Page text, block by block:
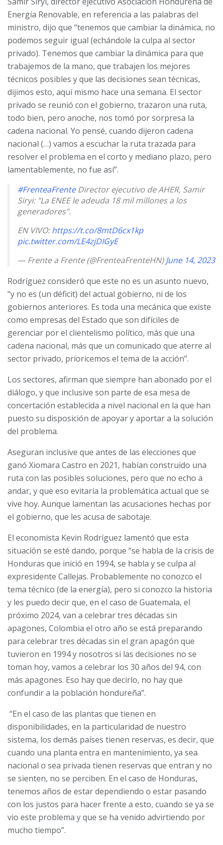
Energía Renovable, en referencia a las palabras del
ministro, dijo que “tenemos que cambiar la dinámica, no
podemos seguir igual (echándole la culpa al sector
privado). Tenemos que cambiar la dinámica para que
trabajemos de la mano, que trabajen los mejores
técnicos posibles y que las decisiones sean técnicas,
dijimos esto, aquí mismo hace una semana. El sector
privado se reunió con el gobierno, trazaron una ruta,
todo bien, pero anoche, nos tomó por sorpresa la
cadena nacional. Yo pensé, cuando dijeron cadena
nacional (…) vamos a escuchar la ruta trazada para
resolver el problema en el corto y mediano plazo, pero
lamentablemente, no fue así”.
#FrenteaFrenteDirector ejecutivo de AHER, Samir
Siryi: "La ENEE le adeuda 18 mil millones a los
generadores".
EN VIVO:https://t.co/8mtD6cx1kp
pic.twitter.com/LE4zjDIGyE
— Frente a Frente (@FrenteaFrenteHN)June 14, 2023
Rodríguez consideró que este no es un asunto nuevo,
“y no es (un déficit) del actual gobierno, ni de los
gobiernos anteriores. Es toda una mecánica que existe
como empresas del Estado que son difíciles de
gerenciar por el clientelismo político, más que una
cadena nacional, más que un comunicado que aterre al
sector privado, prioricemos el tema de la acción”.
Los sectores, afirman que siempre han abonado por el
diálogo, y que inclusive son parte de esa mesa de
concertación establecida a nivel nacional en la que han
puesto su disposición de apoyar y aportar a la solución
del problema.
Aseguran inclusive que antes de las elecciones que
ganó Xiomara Castro en 2021, habían construido una
ruta con las posibles soluciones, pero que no echo a
andar, y que eso evitaría la problemática actual que se
vive hoy. Aunque lamentan las acusaciones hechas por
el gobierno, que les acusa de sabotaje.
El economista Kevin Rodríguez lamentó que esta
situación se esté dando, porque “se habla de la crisis de
Honduras que inició en 1994, se habla y se culpa al
expresidente Callejas. Probablemente no conozco el
tema técnico (de la energía), pero si conozco la historia
y les puedo decir que, en el caso de Guatemala, el
próximo 2024, van a celebrar tres décadas sin
apagones, Colombia el otro año se está preparando
para celebrar tres décadas sin el gran apagón que
tuvieron en 1994 y nosotros si las decisiones no se
toman hoy, vamos a celebrar los 30 años del 94, con
más apagones. Eso hay que decirlo, no hay que
confundir a la población hondureña”.
“En el caso de las plantas que tienen en
disponibilidades, en la particularidad de nuestro
sistema, los demás países tienen reservas, es decir, que
cuando una planta entra en mantenimiento, ya sea
nacional o sea privada tienen reservas que entran y no
se sienten, no se perciben. En el caso de Honduras,
tenemos años de estar dependiendo o estar pasando
con los justos para hacer frente a esto, cuando se ya se
vio este problema y que se ha venido advirtiendo por
mucho tiempo”.